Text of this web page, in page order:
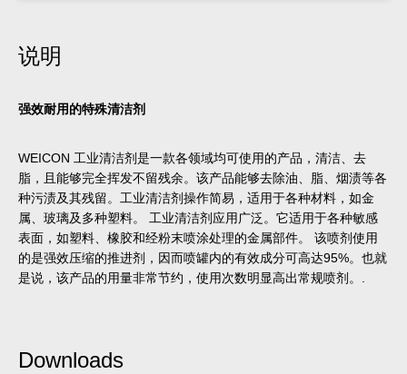
说明
强效耐用的特殊清洁剂
WEICON 工业清洁剂是一款各领域均可使用的产品，清洁、去
脂，且能够完全挥发不留残余。该产品能够去除油、脂、烟渍等各
种污渍及其残留。工业清洁剂操作简易，适用于各种材料，如金
属、玻璃及多种塑料。 工业清洁剂应用广泛。它适用于各种敏感
表面，如塑料、橡胶和经粉末喷涂处理的金属部件。 该喷剂使用
的是强效压缩的推进剂，因而喷罐内的有效成分可高达95%。也就
是说，该产品的用量非常节约，使用次数明显高出常规喷剂。.
Downloads